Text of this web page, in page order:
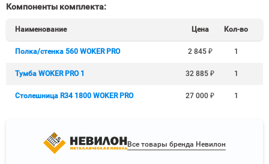
Компоненты комплекта:
Наименование Цена Кол-во
Полка/стенка 560 WOKER PRO 2 845 ₽ 1
Тумба WOKER PRO 1 32 885₽ 1
Столешница R34 1800 WOKER PRO 27 000₽ 1
Все товары бренда Невилон